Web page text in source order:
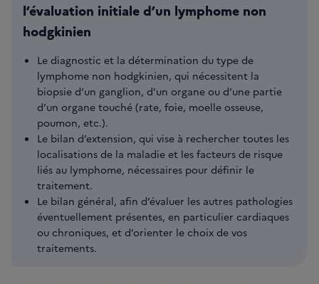
l’évaluation initiale d’un lymphome non
hodgkinien
Le diagnostic et la détermination du type de
lymphome non hodgkinien, qui nécessitent la
biopsie d’un ganglion, d’un organe ou d’une partie
d’un organe touché (rate, foie, moelle osseuse,
poumon, etc.).
Le bilan d’extension, qui vise à rechercher toutes les
localisations de la maladie et les facteurs de risque
liés au lymphome, nécessaires pour définir le
traitement.
Le bilan général, afin d’évaluer les autres pathologies
éventuellement présentes, en particulier cardiaques
ou chroniques, et d’orienter le choix de vos
traitements.